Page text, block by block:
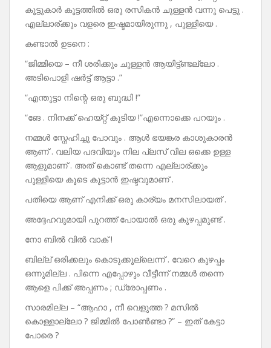
കൂട്ടുകാർ കൂട്ടത്തിൽ ഒരു രസികൻ ചുള്ളൻ വന്നു പെട്ടു .
എല്ലാര്ക്കും വളരെ ഇഷ്ടമായിരുന്നു , പുള്ളിയെ .
കണ്ടാൽ ഉടനെ :
“ജിമ്മിയെ – നീ ശരിക്കും ചുള്ളൻ ആയിട്ട്ണ്ടല്ലോ .
അടിപൊളി ഷർട്ട് ആട്ടാ .”
“എന്തുട്ടാ നിന്റെ ഒരു ബുദ്ധി !”
“ങേ . നിനക്ക് ഹെയ്റ്റ് കൂടിയ !”എന്നൊക്കെ പറയും .
നമ്മൾ സ്നേഹിച്ചു പോവും . ആൾ ഭയങ്കര കാശുകാരൻ
ആണ് . വലിയ പദവിയും നില പ്ലസ് വില ഒക്കെ ഉള്ള
ആളുമാണ് . അത് കൊണ്ട് തന്നെ എല്ലാര്ക്കും
പുള്ളിയെ കൂടെ കൂട്ടാൻ ഇഷ്ടവുമാണ് .
പതിയെ ആണ് എനിക്ക് ഒരു കാര്യം മനസിലായത് .
അദ്ദേഹവുമായി പുറത്ത് പോയാൽ ഒരു കുഴപ്പമുണ്ട് .
നോ ബിൽ വിൽ വാക് !
ബില്ല് ഒരിക്കലും കൊടുക്കൂല്ലെന്ന് . വേറെ കുഴപ്പം
ഒന്നുമില്ല . പിന്നെ എപ്പോഴും വീട്ടീന്ന് നമ്മൾ തന്നെ
ആളെ പിക്ക് അപ്പണം ; ഡ്രോപ്പണം .
സാരമില്ല – “ആഹാ , നീ വെളുത്ത ? മസിൽ
കൊള്ളാല്ലോ ? ജിമ്മിൽ പോൺണ്ടാ ?” – ഇത് കേട്ടാ
പോരെ ?